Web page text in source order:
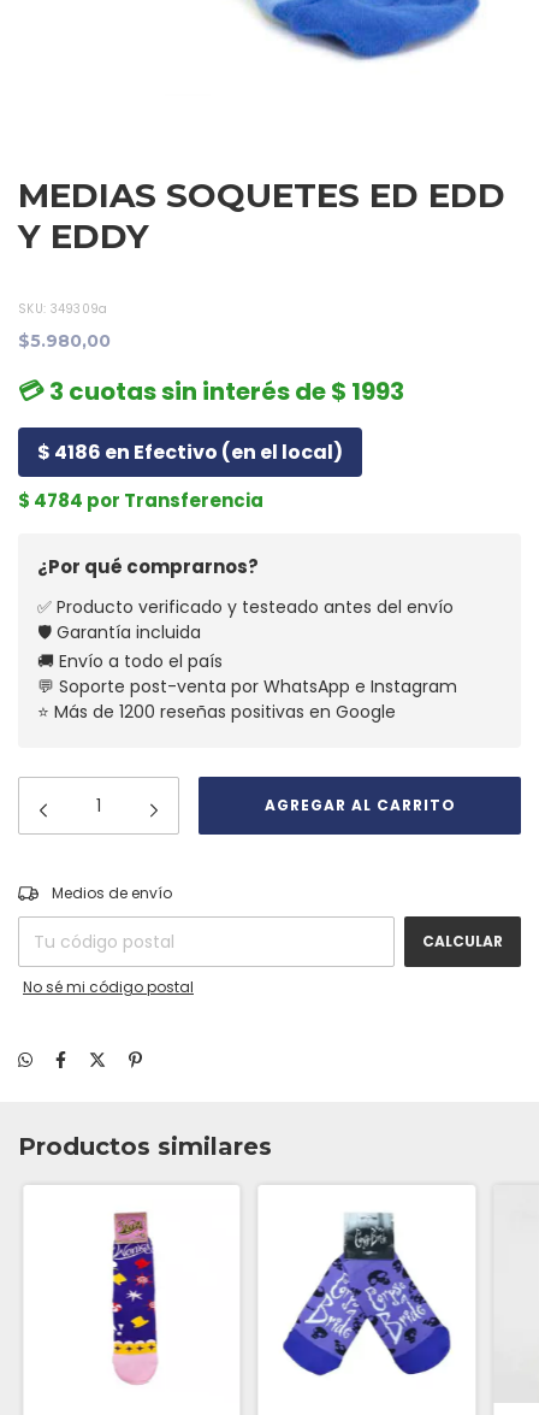
MEDIAS SOQUETES ED EDD
Y EDDY
SKU: 349309a
$5.980,00
💳 3 cuotas sin interés de $ 1993
$ 4186 en Efectivo (en el local)
$ 4784 por Transferencia
¿Por qué comprarnos?
✅ Producto verificado y testeado antes del envío
🛡️ Garantía incluida
🚚 Envío a todo el país
💬 Soporte post-venta por WhatsApp e Instagram
⭐ Más de 1200 reseñas positivas en Google
Entregas para el CP:
Medios de envío
CALCULAR
No sé mi código postal
Productos similares